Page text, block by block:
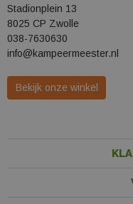
Stadionplein 13
8025 CP Zwolle
038-7630630
info@kampeermeester.nl
Bekijk onze winkel